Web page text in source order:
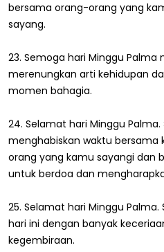
bersama orang-orang yang
sayang.
23. Semoga hari Minggu
merenungkan arti kehidupan
momen bahagia.
24. Selamat hari Minggu
menghabiskan waktu bersama
orang yang kamu sayangi dan
untuk berdoa dan
25. Selamat hari Minggu
hari ini dengan banyak
kegembiraan.